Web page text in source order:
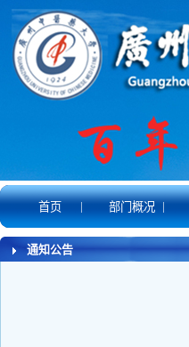
首页 | 部门概况 |
通知公告